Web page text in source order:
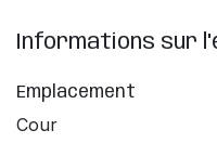
Informations sur
Emplacement
Cour